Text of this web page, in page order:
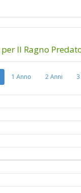
Il Ragno
1 Anno 2 Anni